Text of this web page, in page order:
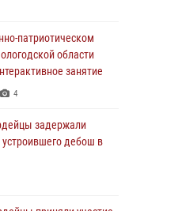
задержали
нарушителя
Северо-
по самбо и
патриотическом
области
занятие
4
задержали
устроившего дебош в